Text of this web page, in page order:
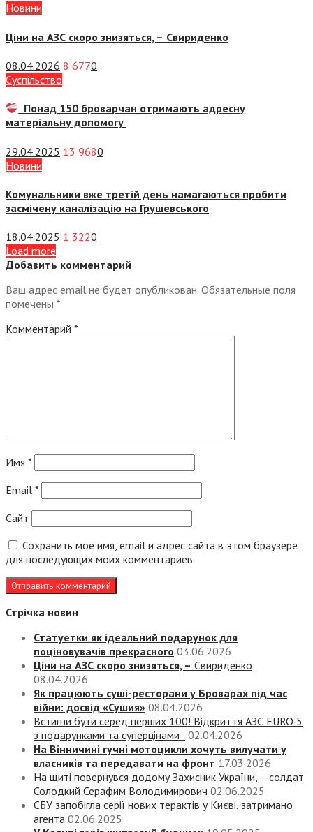
Новини
Ціни на АЗС скоро знизяться, – Свириденко
08.04.2026 8 6770
Суспiльство
Понад 150 броварчан отримають адресну
матеріальну допомогу
29.04.2025 13 9680
Новини
Комунальники вже третій день намагаються пробити
засмічену каналізацію на Грушевського
18.04.2025 1 3220
Load more
Добавить комментарий
Ваш адрес email не будет опубликован. Обязательные поля
помечены *
Комментарий *
Имя *
Email *
Сайт
Сохранить моё имя, email и адрес сайта в этом браузере
для последующих моих комментариев.
Стрічка новин
Статуетки як ідеальний подарунок для
поціновувачів прекрасного 03.06.2026
Ціни на АЗС скоро знизяться, – Свириденко
08.04.2026
Як працюють суші-ресторани у Броварах під час
війни: досвід «Сушия» 08.04.2026
Встигни бути серед перших 100! Відкриття АЗС EURO 5
з подарунками та суперцінами
02.04.2026
На Вінничині гучні мотоцикли хочуть вилучати у
власників та передавати на фронт 17.03.2026
На щиті повернувся додому Захисник України, – солдат
Солодкий Серафим Володимирович 02.06.2025
СБУ запобігла серії нових терактів у Києві, затримано
агента 02.06.2025